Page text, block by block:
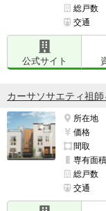
総戸数
交通
公式サイト
カーサソサエティ祖
所在地
価格
間取
専有面積
総戸数
交通